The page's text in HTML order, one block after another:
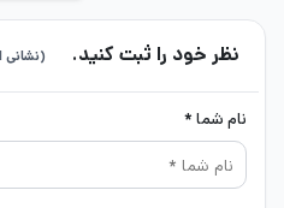
برای دیدن محصولات جذاب
Busters
جوایز سوپر پس بازی squad busters
نظر خود را ثبت کنید. (نشانی
نام شما *